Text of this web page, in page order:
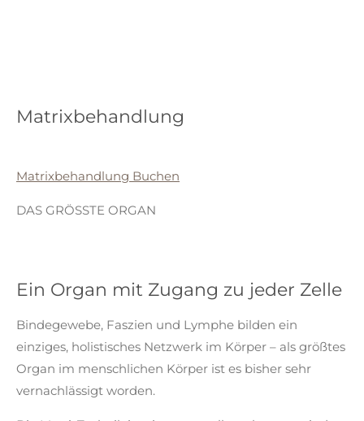
Matrixbehandlung
Matrixbehandlung Buchen
DAS GRÖSSTE ORGAN
Ein Organ mit Zugang zu jeder Zelle
Bindegewebe, Faszien und Lymphe bilden ein
einziges, holistisches Netzwerk im Körper – als größtes
Organ im menschlichen Körper ist es bisher sehr
vernachlässigt worden.